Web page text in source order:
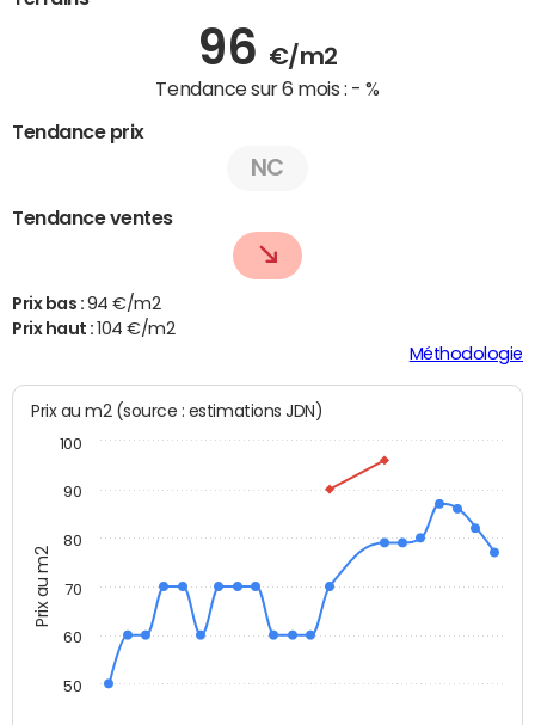
96 €/m2
Tendance sur 6 mois : - %
Tendance prix
NC
Tendance ventes
Prix bas : 94 €/m2
Prix haut :104 €/m2
Méthodologie
Prix au m2
Prix au m2 (source : estimations JDN)
50
60
70
80
90
100